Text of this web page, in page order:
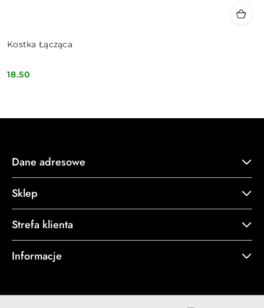
Kostka Łącząca
Cena:
18.50
Dane adresowe
Sklep
Strefa klienta
Informacje